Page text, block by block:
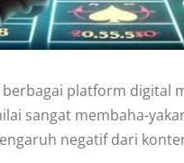
berbagai platform
sangat membaha-
negatif dari